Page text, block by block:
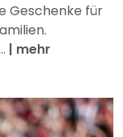
Geschenke für
| mehr